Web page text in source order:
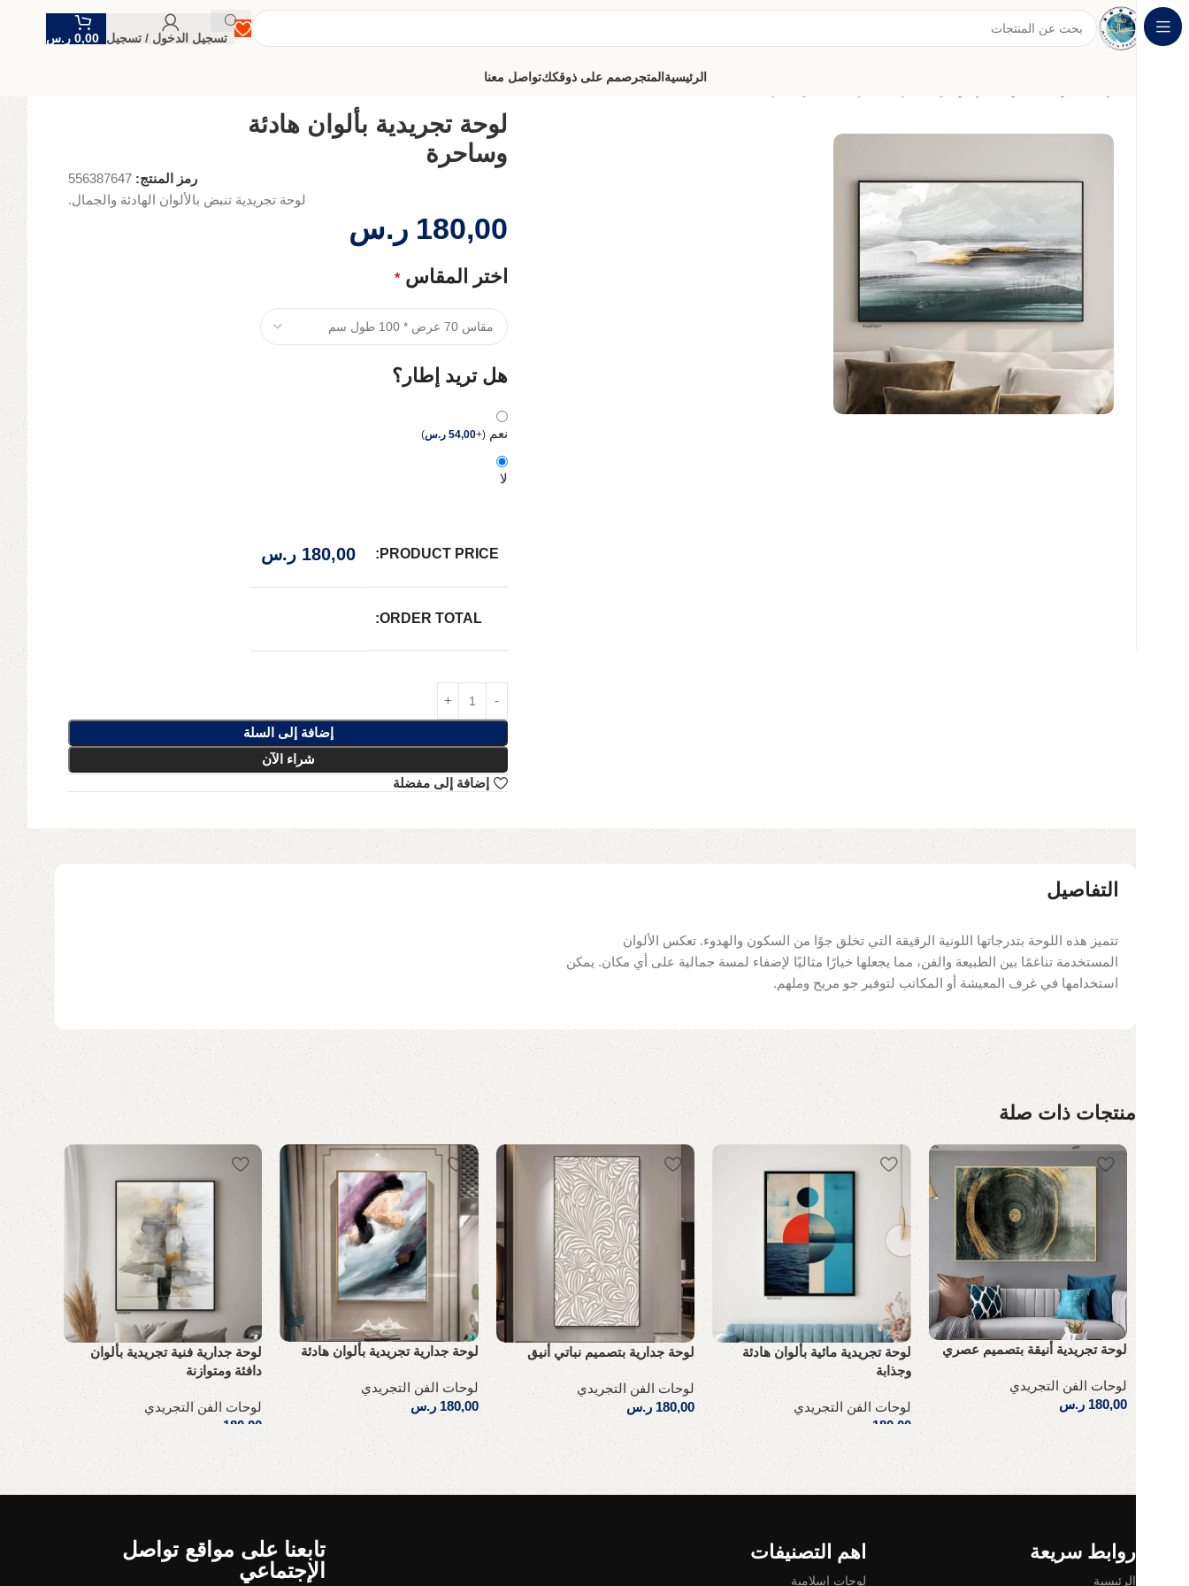
تسجيل الدخول / تسجيل 0,00 ر.س
الرئيسيةالمتجر صمم على ذوقككتواصل معنا
لوحة تجريدية بألوان هادئة
وساحرة
رمز المنتج: 556387647
لوحة تجريدية تنبض بالألوان الهادئة والجمال.
180,00 ر.س
اختر المقاس *
هل تريد إطار؟
نعم (
+
54,00 ر.س)
لا
PRODUCT PRICE:
180,00 ر.س
ORDER TOTAL:
إضافة إلى السلة
شراء الآن
إضافة إلى مفضلة
التفاصيل
تتميز هذه اللوحة بتدرجاتها اللونية الرقيقة التي تخلق جوًا من السكون والهدوء. تعكس الألوان
المستخدمة تناغمًا بين الطبيعة والفن، مما يجعلها خيارًا مثاليًا لإضفاء لمسة جمالية على أي مكان. يمكن
استخدامها في غرف المعيشة أو المكاتب لتوفير جو مريح وملهم.
منتجات ذات صلة
لوحة تجريدية أنيقة بتصميم عصري
لوحات الفن التجريدي
180,00 ر.س
إضافة إلى السلة
لوحة تجريدية مائية بألوان هادئة
وجذابة
لوحات الفن التجريدي
180,00 ر.س
إضافة إلى السلة
لوحة جدارية بتصميم نباتي أنيق
لوحات الفن التجريدي
180,00 ر.س
إضافة إلى السلة
لوحة جدارية تجريدية بألوان هادئة
لوحات الفن التجريدي
180,00 ر.س
إضافة إلى السلة
لوحة جدارية فنية تجريدية بألوان
دافئة ومتوازنة
لوحات الفن التجريدي
180,00
ر.س
إضافة إلى السلة
لوحات
230,00
إضافة
Read More
روابط سريعة
الرئيسية
اهم التصنيفات
لوحات إسلامية
تابعنا على مواقع تواصل
الإجتماعي